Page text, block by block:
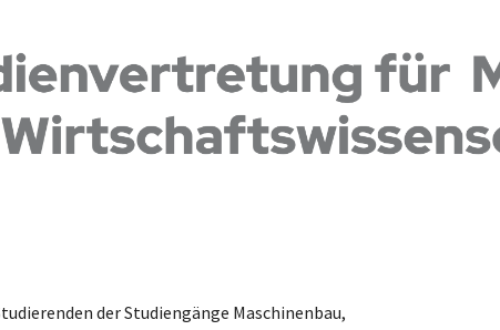
der Studiengänge Maschinenbau,